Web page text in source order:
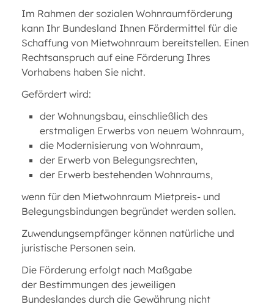
Im Rahmen der sozialen Wohnraumförderung
kann Ihr Bundesland Ihnen Fördermittel für die
Schaffung von Mietwohnraum bereitstellen. Einen
Rechtsanspruch auf eine Förderung Ihres
Vorhabens haben Sie nicht.
Gefördert wird:
der Wohnungsbau, einschließlich des
erstmaligen Erwerbs von neuem Wohnraum,
die Modernisierung von Wohnraum,
der Erwerb von Belegungsrechten,
der Erwerb bestehenden Wohnraums,
wenn für den Mietwohnraum Mietpreis- und
Belegungsbindungen begründet werden sollen.
Zuwendungsempfänger können natürliche und
juristische Personen sein.
Die Förderung erfolgt nach Maßgabe
der Bestimmungen des jeweiligen
Bundeslandes durch die Gewährung nicht